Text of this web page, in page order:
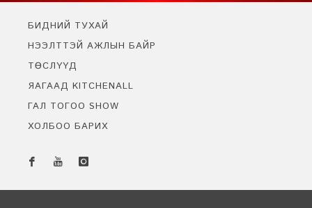
БИДНИЙ ТУХАЙ
НЭЭЛТТЭЙ АЖЛЫН БАЙР
ТӨСЛҮҮД
ЯАГААД KITCHENALL
ГАЛ ТОГОО SHOW
ХОЛБОО БАРИХ